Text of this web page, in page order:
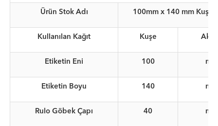
Ürün Stok Adı 100mm x 140 mm Kuşe
Kullanılan Kağıt Kuşe
Etiketin Eni 100 mm
Etiketin Boyu 140 mm
Rulo Göbek Çapı 40 mm